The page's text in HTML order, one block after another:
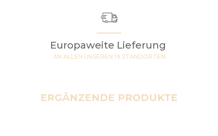
Europaweite Lieferung
AN ALLEN UNSEREN 19 STANDORTEN
ERGÄNZENDE PRODUKTE